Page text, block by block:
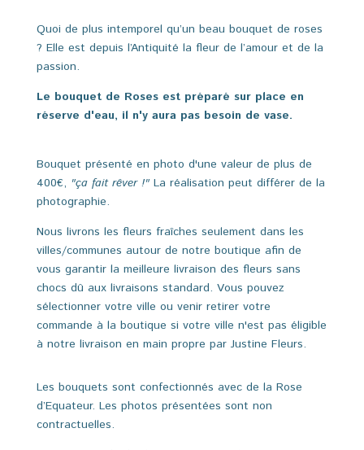
Quoi de plus intemporel qu’un beau bouquet de roses
? Elle est depuis l’Antiquité la fleur de l’amour et de la
passion.
Le bouquet de Roses est préparé sur place en
réserve d'eau, il n'y aura pas besoin de vase.
Bouquet présenté en photo d'une valeur de plus de
400€, "ça fait rêver !"La réalisation peut différer de la
photographie.
Nous livrons les fleurs fraîches seulement dans les
villes/communes autour de notre boutique afin de
vous garantir la meilleure livraison des fleurs sans
chocs dû aux livraisons standard. Vous pouvez
sélectionner votre ville ou venir retirer votre
commande à la boutique si votre ville n'est pas éligible
à notre livraison en main propre par Justine Fleurs.
Les bouquets sont confectionnés avec de la Rose
d’Equateur. Les photos présentées sont non
contractuelles.